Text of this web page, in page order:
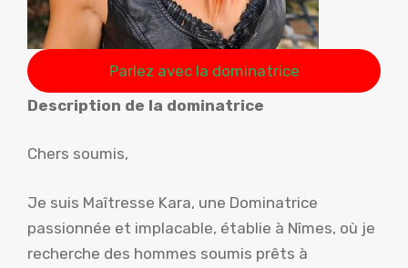
Parlez avec la dominatrice
Description de la dominatrice
Chers soumis,
Je suis Maîtresse Kara, une Dominatrice
passionnée et implacable, établie à Nîmes, où je
recherche des hommes soumis prêts à